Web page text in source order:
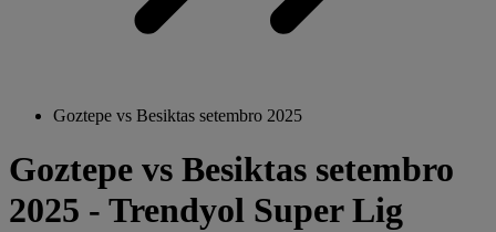
Goztepe vs Besiktas setembro 2025
Goztepe vs Besiktas setembro
2025 - Trendyol Super Lig